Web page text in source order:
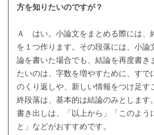
方を知りたいのですが？
Ａ はい。小論文をまとめる際には、
を１つ作ります。その段落には、小論
論を書いた場合でも、結論を再度書き
たいのは、字数を増やすために、すで
のくり返しや、新しい情報をつけ足す
終段落は、基本的は結論のみとします
書き出しは、「以上から」「このよう
と」などがおすすめです。